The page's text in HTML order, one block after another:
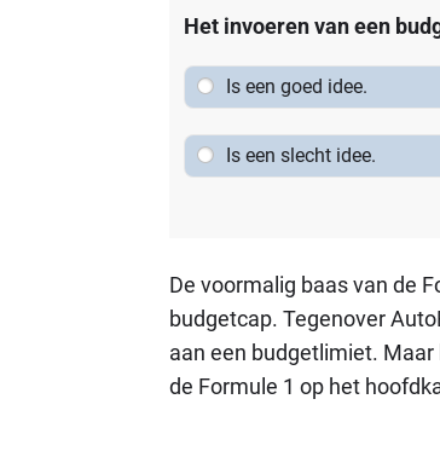
Het invoeren van een
Is een goed idee.
Is een slecht idee.
De voormalig baas van de
budgetcap. Tegenover
aan een budgetlimiet.
de Formule 1 op het